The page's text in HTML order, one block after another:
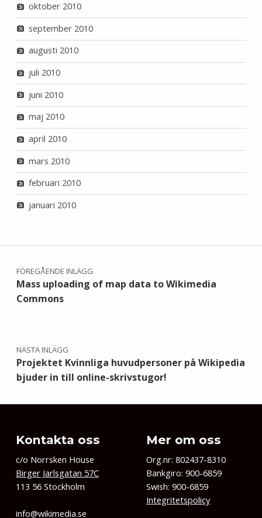
oktober 2010
september 2010
augusti 2010
juli 2010
juni 2010
maj 2010
april 2010
mars 2010
februari 2010
januari 2010
Inläggsnavigering
FÖREGÅENDE INLÄGG
Mass uploading of map data to Wikimedia
Commons
NÄSTA INLÄGG
Projektet Kvinnliga huvudpersoner på Wikipedia
bjuder in till online-skrivstugor!
Kontakta oss
c/o Norrsken House
Birger Jarlsgatan 57C
113 56 Stockholm
info@wikimedia.se
Mer om oss
Org.nr: 802437-8310
Bankgiro: 900-6859
Swish: 900-6859
Integritetspolicy